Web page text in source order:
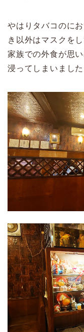
やはりタバコのに
き以外はマスクを
家族での外食が思
浸ってしまいました